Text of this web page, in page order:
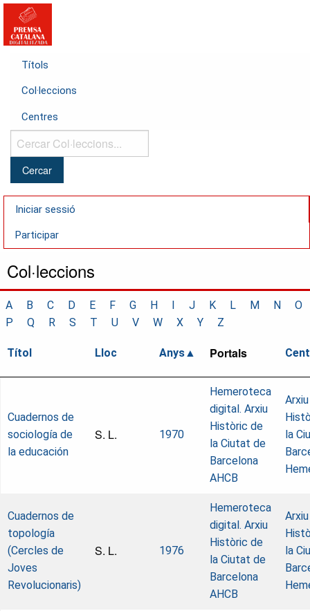
Títols
Col·leccions
Centres
Cercar
Col·leccions...
Iniciar sessió
Participar
Col·leccions
A B C D E F G H I J K L M N
O
P
Q R S T U V W X Y Z
Títol Lloc Anys Portals
Cuadernos de
sociología de
la educación
S. L. 1970
Hemeroteca
digital. Arxiu
Històric de
la Ciutat de
Barcelona
AHCB
Arxiu
la
Cuadernos de
topología
(Cercles de
Joves
Revolucionaris)
S. L. 1976
Hemeroteca
digital. Arxiu
Històric de
la Ciutat de
Barcelona
AHCB
Arxiu
la